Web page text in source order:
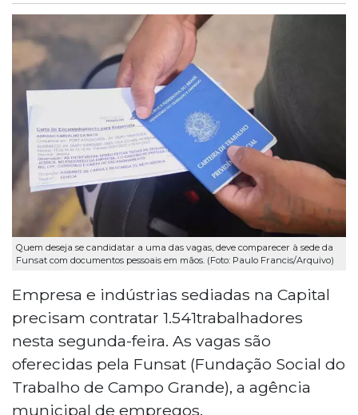
Quem deseja se candidatar a uma das vagas, deve comparecer à sede da
Funsat com documentos pessoais em mãos. (Foto: Paulo Francis/Arquivo)
Empresa e indústrias sediadas na Capital
precisam contratar 1.541trabalhadores
nesta segunda-feira. As vagas são
oferecidas pela Funsat (Fundação Social do
Trabalho de Campo Grande), a agência
municipal de empregos.